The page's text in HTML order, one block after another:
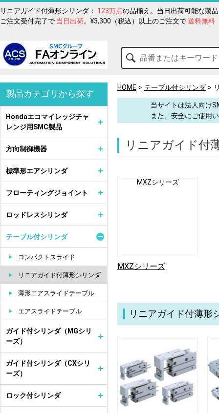
リニアガイド付薄形シリンダ： 123万点の品揃え。当日出荷可能な製
ご注文受付完了で 当日出荷。¥3,300（税込）以上のご注文で送料無料
HOME テーブル付シリンダ
当サイトは法人向け
また、安全にご使用
リニアガイド付
MXZシリーズ
MXZシリーズ
リニアガイド付薄形
製品カテゴリから探す
Hondaエコマイレッジチャ
レンジ用SMC製品
方向制御機器
標準形エアシリンダ
フローティングジョイント
ロッドレスシリンダ
テーブル付シリンダ
コンパクトスライド
リニアガイド付薄形シリンダ
薄形エアスライドテーブル
エアスライドテーブル
ガイド付シリンダ（MGシリ
ーズ）
ガイド付シリンダ（CXシリ
ーズ）
ロック付シリンダ